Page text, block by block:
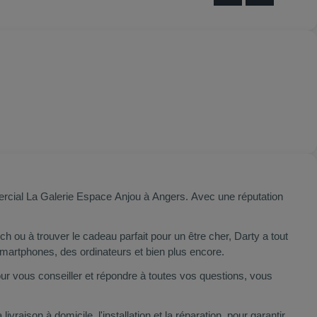
La Galerie Espace Anjou à Angers. Avec une réputation
ou à trouver le cadeau parfait pour un être cher, Darty a tout
des ordinateurs et bien plus encore.
vous conseiller et répondre à toutes vos questions, vous